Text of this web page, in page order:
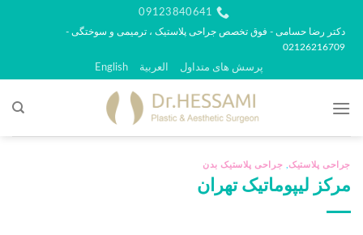
محتوا
09123840641
دکتر رضا حسامی - فوق تخصص جراحی پلاستیک ، ترمیمی و سوختگی -
02126216709
پرسش های متداول العربية English
جراحی پلاستیک جراحی پلاستیک بدن
مرکز لیپوماتیک تهران